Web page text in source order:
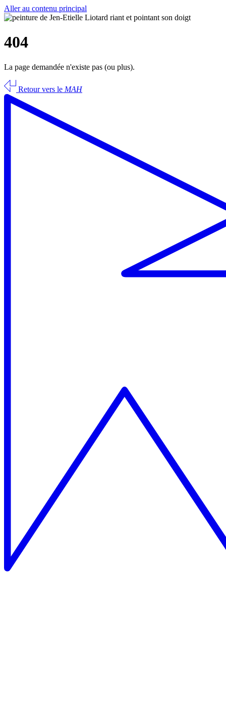
Aller au contenu principal
404
La page demandée n'existe pas (ou plus).
Retour vers le MAH